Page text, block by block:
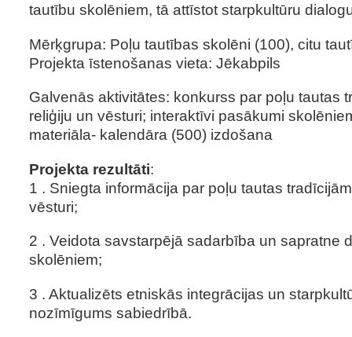
tautību skolēniem, tā attīstot starpkultūru
Mērķgrupa: Poļu tautības skolēni (100), citu
Projekta īstenošanas vieta: Jēkabpils
Galvenās aktivitātes: konkurss par poļu tautas
reliģiju un vēsturi; interaktīvi pasākumi
materiāla- kalendāra (500) izdošana
Projekta rezultāti:
1 . Sniegta informācija par poļu tautas
vēsturi;
2 . Veidota savstarpējā sadarbība un sapratne
skolēniem;
3 . Aktualizēts etniskās integrācijas un
nozīmīgums sabiedrībā.